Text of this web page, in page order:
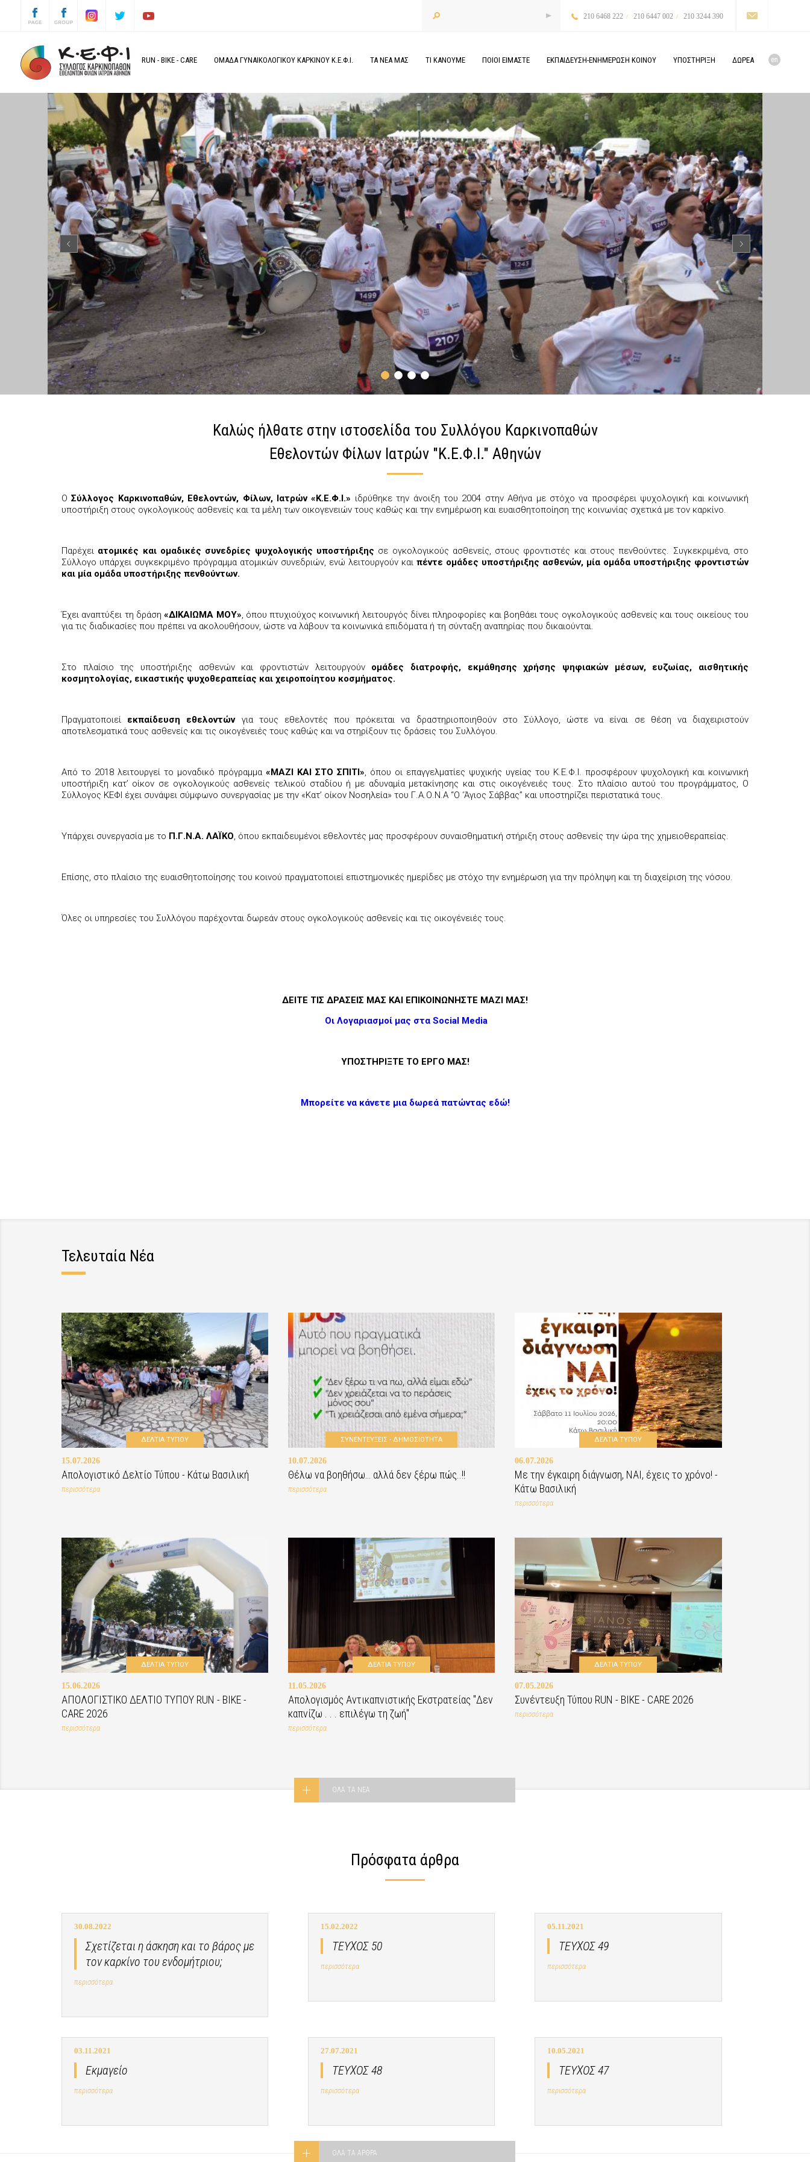
210 6468 222 210 6447 002 210 3244 390
en
RUN - BIKE - CARE ΟΜΑΔΑ ΓΥΝΑΙΚΟΛΟΓΙΚΟΥ ΚΑΡΚΙΝΟΥ Κ.Ε.Φ.Ι. ΤΑ ΝΕΑ ΜΑΣ ΤΙ ΚΑΝΟΥΜΕ ΠΟΙΟΙ ΕΙΜΑΣΤΕ ΕΚΠΑΙΔΕΥΣΗ-ΕΝΗΜΕΡΩΣΗ ΚΟΙΝΟΥ ΥΠΟΣΤΗΡΙΞΗ ΔΩΡΕΑ
Καλώς ήλθατε στην ιστοσελίδα του Συλλόγου Καρκινοπαθών
Εθελοντών Φίλων Ιατρών "Κ.Ε.Φ.Ι." Αθηνών
ΟΣύλλογος Καρκινοπαθών, Εθελοντών, Φίλων, Ιατρών «Κ.Ε.Φ.Ι.» ιδρύθηκε την άνοιξη του 2004 στην Αθήνα με στόχο να προσφέρει ψυχολογική και κοινωνική
υποστήριξη στους ογκολογικούς ασθενείς και τα μέλη των οικογενειών τους καθώς και την ενημέρωση και ευαισθητοποίηση της κοινωνίας σχετικά με τον καρκίνο.
Παρέχει ατομικές και ομαδικές συνεδρίες ψυχολογικής υποστήριξης σε ογκολογικούς ασθενείς, στους φροντιστές και στους πενθούντες. Συγκεκριμένα, στο
Σύλλογο υπάρχει συγκεκριμένο πρόγραμμα ατομικών συνεδριών, ενώ λειτουργούν και πέντε ομάδες υποστήριξης ασθενών, μία ομάδα υποστήριξης φροντιστών
και μία ομάδα υποστήριξης πενθούντων.
Έχει αναπτύξει τη δράση«ΔΙΚΑΙΩΜΑ ΜΟΥ», όπου πτυχιούχος κοινωνική λειτουργός δίνει πληροφορίες και βοηθάει τους ογκολογικούς ασθενείς και τους οικείους του
για τις διαδικασίες που πρέπει να ακολουθήσουν, ώστε να λάβουν τα κοινωνικά επιδόματα ή τη σύνταξη αναπηρίας που δικαιούνται.
Στο πλαίσιο της υποστήριξης ασθενών και φροντιστών λειτουργούν ομάδες διατροφής, εκμάθησης χρήσης ψηφιακών μέσων, ευζωίας, αισθητικής
κοσμητολογίας, εικαστικής ψυχοθεραπείας και χειροποίητου κοσμήματος.
Πραγματοποιεί εκπαίδευση εθελοντώνγια τους εθελοντές που πρόκειται να δραστηριοποιηθούν στο Σύλλογο, ώστε να είναι σε θέση να διαχειριστούν
αποτελεσματικά τους ασθενείς και τις οικογένειές τους καθώς και να στηρίξουν τις δράσεις του Συλλόγου.
Από το 2018 λειτουργεί το μοναδικό πρόγραμμα «ΜΑΖΙ ΚΑΙ ΣΤΟ ΣΠΙΤΙ», όπου οι επαγγελματίες ψυχικής υγείας του Κ.Ε.Φ.Ι. προσφέρουν ψυχολογική και κοινωνική
υποστήριξη κατ’ οίκον σε ογκολογικούς ασθενείς τελικού σταδίου ή με αδυναμία μετακίνησης και στις οικογένειές τους. Στο πλαίσιο αυτού του προγράμματος, Ο
Σύλλογος ΚΕΦΙ έχει συνάψει σύμφωνο συνεργασίας με την «Κατ’ οίκον Νοσηλεία» του Γ.Α.Ο.Ν.Α “Ο ‘Άγιος Σάββας” και υποστηρίζει περιστατικά τους.
Υπάρχει συνεργασία με το Π.Γ.Ν.Α. ΛΑΪΚΟ, όπου εκπαιδευμένοι εθελοντές μας προσφέρουν συναισθηματική στήριξη στους ασθενείς την ώρα της χημειοθεραπείας.
Επίσης, στο πλαίσιο της ευαισθητοποίησης του κοινού πραγματοποιεί επιστημονικές ημερίδες με στόχο την ενημέρωση για την πρόληψη και τη διαχείριση της νόσου.
Όλες οι υπηρεσίες του Συλλόγου παρέχονται δωρεάν στους ογκολογικούς ασθενείς και τις οικογένειές τους.
ΔΕΙΤΕ ΤΙΣ ΔΡΑΣΕΙΣ ΜΑΣ ΚΑΙ ΕΠΙΚΟΙΝΩΝΗΣΤΕ ΜΑΖΙ ΜΑΣ!
Οι Λογαριασμοί μας στα Social Media
ΥΠΟΣΤΗΡΙΞΤΕ ΤΟ ΕΡΓΟ ΜΑΣ!
Μπορείτε να κάνετε μια δωρεά πατώντας εδώ!
Τελευταία Νέα
ΔΕΛΤΙΑ ΤΥΠΟΥ
15.07.2026
Απολογιστικό Δελτίο Τύπου - Κάτω Βασιλική
περισσότερα
ΣΥΝΕΝΤΕΥΞΕΙΣ - ΔΗΜΟΣΙΟΤΗΤΑ
10.07.2026
Θέλω να βοηθήσω… αλλά δεν ξέρω πώς..!!
περισσότερα
ΔΕΛΤΙΑ ΤΥΠΟΥ
06.07.2026
Με την έγκαιρη διάγνωση, ΝΑΙ, έχεις το χρόνο! -
Κάτω Βασιλική
περισσότερα
ΔΕΛΤΙΑ ΤΥΠΟΥ
15.06.2026
ΑΠΟΛΟΓΙΣΤΙΚΟ ΔΕΛΤΙΟ ΤΥΠΟΥ RUN - BIKE -
CARE 2026
περισσότερα
ΔΕΛΤΙΑ ΤΥΠΟΥ
11.05.2026
Απολογισμός Αντικαπνιστικής Εκστρατείας "Δεν
καπνίζω . . . επιλέγω τη ζωή"
περισσότερα
ΔΕΛΤΙΑ ΤΥΠΟΥ
07.05.2026
Συνέντευξη Τύπου RUN - BIKE - CARE 2026
περισσότερα
ΟΛΑ ΤΑ ΝΕΑ
Πρόσφατα άρθρα
30.08.2022
Σχετίζεται η άσκηση και το βάρος με
τον καρκίνο του ενδομήτριου;
περισσότερα
15.02.2022
ΤΕΥΧΟΣ 50
περισσότερα
05.11.2021
ΤΕΥΧΟΣ 49
περισσότερα
03.11.2021
Εκμαγείο
περισσότερα
27.07.2021
ΤΕΥΧΟΣ 48
περισσότερα
10.05.2021
ΤΕΥΧΟΣ 47
περισσότερα
ΟΛΑ ΤΑ ΑΡΘΡΑ